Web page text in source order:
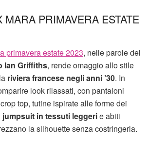
MARA PRIMAVERA ESTATE
primavera estate 2023, nelle parole del
Ian Griffiths, rende omaggio allo stile
riviera francese negli anni ’30. In
look rilassati, con pantaloni
top, tutine ispirate alle forme dei
jumpsuit in tessuti leggerie abiti
la silhouette senza costringerla.